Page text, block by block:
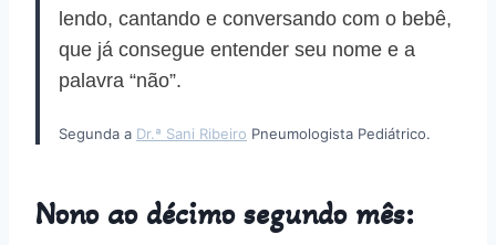
lendo, cantando e conversando com o bebê,
que já consegue entender seu nome e a
palavra “não”.
Segunda a Dr.ª Sani Ribeiro Pneumologista Pediátrico.
Nono ao décimo segundo mês: